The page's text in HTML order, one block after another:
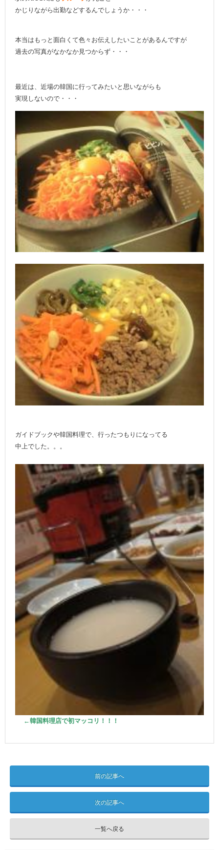
かじりながら出勤などするんでしょうか・・・
本当はもっと面白くて色々お伝えしたいことがあるんですが
過去の写真がなかなか見つからず・・・
最近は、近場の韓国に行ってみたいと思いながらも
実現しないので・・・
ガイドブックや韓国料理で、行ったつもりになってる
中上でした。。。
←韓国料理店で初マッコリ！！！
前の記事へ
次の記事へ
一覧へ戻る